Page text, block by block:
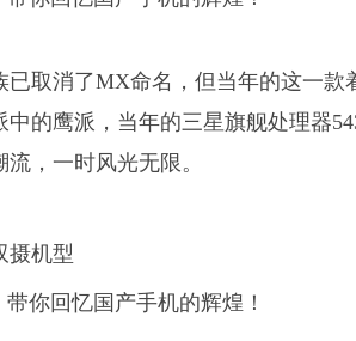
已取消了MX命名，但当年的这一
中的鹰派，当年的三星旗舰处理器
，一时风光无限。
机型